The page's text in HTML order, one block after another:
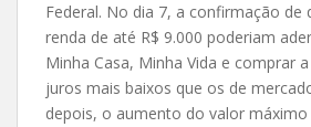
Federal. No dia 7, a confirmação de
renda de até R$ 9.000 poderiam
Minha Casa, Minha Vida e comprar
juros mais baixos que os de
depois, o aumento do valor